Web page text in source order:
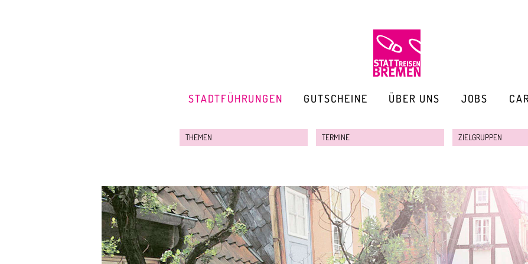
STADTFÜHRUNGEN GUTSCHEINE ÜBER UNS JOBS